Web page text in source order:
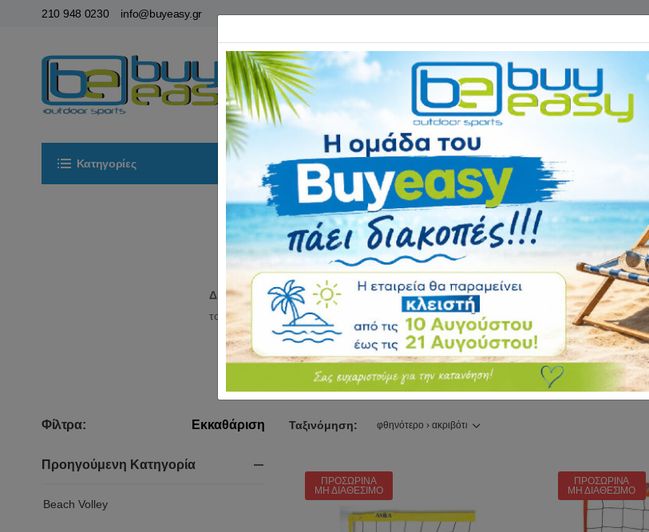
210 948 0230 info@buyeasy.gr
Κατηγορίες Αρχική ΕΙΔΗ CAMPING
Αρχική ΑΘΛΗΜΑΤΑ Beach Volley
Δίχτυα Beach
Δίχτυα beach volleyσε όλες τις διαστάσεις και μεγέθη και τα πάντα για τον
το
www.buyeasy.gr.
Φίλτρα: Εκκαθάριση
Προηγούμενη Κατηγορία
Beach Volley
Ταξινόμηση:
ΠΡΟΣΩΡΙΝΆ
ΜΗ ΔΙΑΘΈΣΙΜΟ
ΠΡΟΣΩΡΙΝΆ
ΜΗ ΔΙΑΘΈΣΙΜΟ